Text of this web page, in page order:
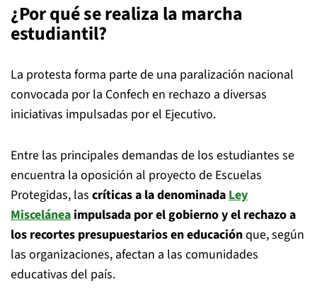
¿Por qué se realiza la marcha
estudiantil?
La protesta forma parte de una paralización nacional
convocada por la Confech en rechazo a diversas
iniciativas impulsadas por el Ejecutivo.
Entre las principales demandas de los estudiantes se
encuentra la oposición al proyecto de Escuelas
Protegidas, las críticas a la denominadaLey
Miscelánea impulsada por el gobierno y el rechazo a
los recortes presupuestarios en educaciónque, según
las organizaciones, afectan a las comunidades
educativas del país.